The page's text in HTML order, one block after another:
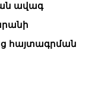
ավագ
հայտագրման